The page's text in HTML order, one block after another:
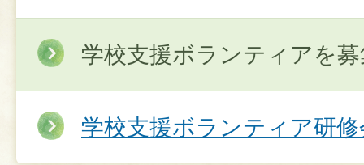
学校支援ボランティアを
学校支援ボランティア研